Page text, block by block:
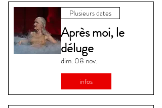
Plusieurs dates
Après moi, le
déluge
dim. 08 nov.
infos